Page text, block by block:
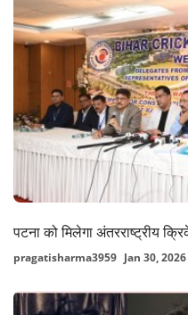
पटना को मिलेगा अंतरराष्ट्रीय
pragatisharma3959 Jan 30, 2026